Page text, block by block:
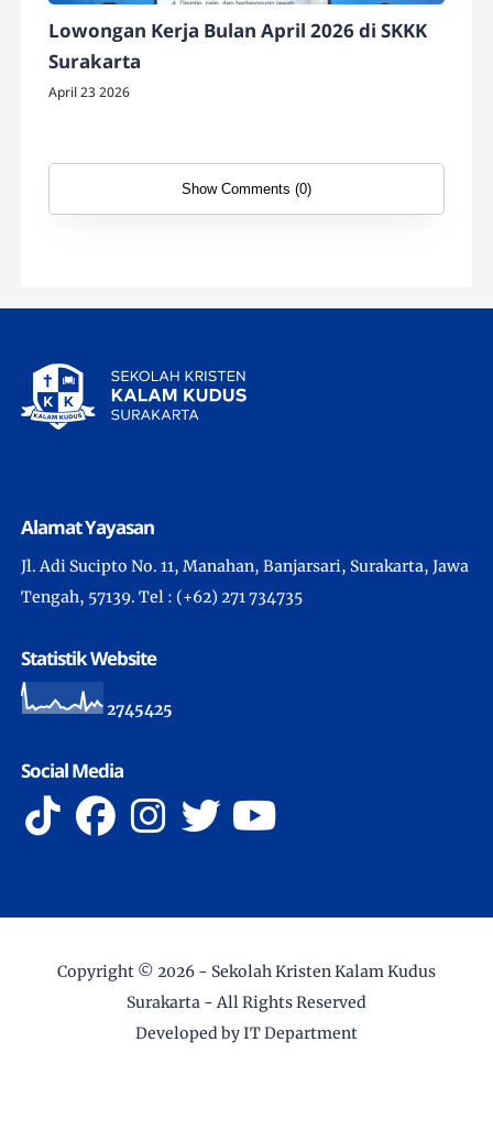
Lowongan Kerja Bulan April 2026 di SKKK
Surakarta
April 23 2026
Show Comments (0)
Alamat Yayasan
Jl. Adi Sucipto No. 11, Manahan, Banjarsari, Surakarta, Jawa
Tengah, 57139. Tel : (+62) 271 734735
Statistik Website
2745425
Social Media
Copyright © 2026 - Sekolah Kristen Kalam Kudus
Surakarta - All Rights Reserved
Developed by IT Department